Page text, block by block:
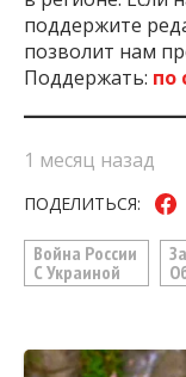
поддержите
позволит нам
Поддержать: по
1 месяц назад
ПОДЕЛИТЬСЯ:
Война России
С Украиной